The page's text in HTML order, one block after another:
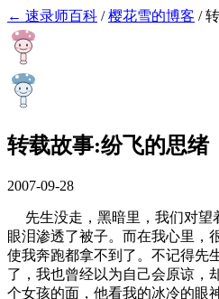
← 速录师百科 / 樱花雪的博客 /
转载故事:纷飞的思
2007-09-28
先生没走，黑暗里，我们对望
眼泪渗透了被子。而在我心里，
使我奔跑都拿不到了。不记得先
了，我也曾经以为自己会原谅，
个女孩的面，他看我的冰冷的眼